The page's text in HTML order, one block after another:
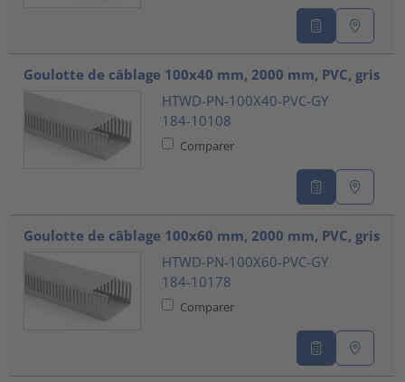
Goulotte de câblage 100x40 mm, 2000 mm, PVC, gris
HTWD-PN-100X40-PVC-GY
184-10108
Comparer
Goulotte de câblage 100x60 mm, 2000 mm, PVC, gris
HTWD-PN-100X60-PVC-GY
184-10178
Comparer